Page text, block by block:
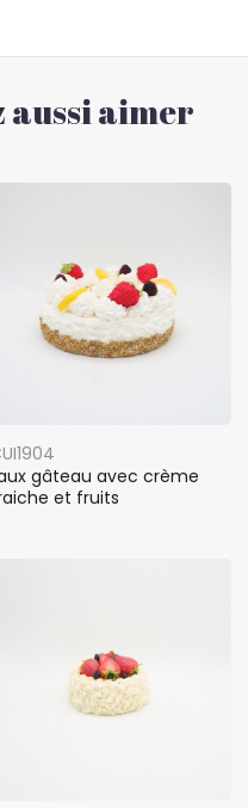
aimer
gâteau avec crème
et fruits